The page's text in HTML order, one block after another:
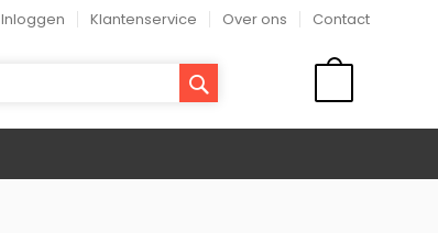
Inloggen Klantenservice Over ons Contact